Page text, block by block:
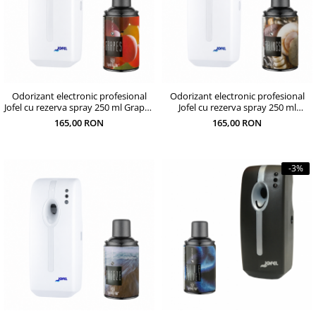
Odorizant electronic profesional
Jofel cu rezerva spray 250 ml Grapes
si baterii incluse
165,00 RON
Odorizant electronic profesional
Jofel cu rezerva spray 250 ml
Feelings si baterii incluse
165,00 RON
-3%